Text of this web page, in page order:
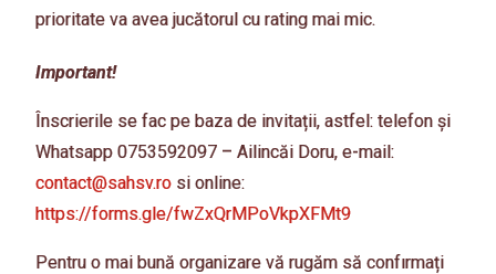
prioritate va avea jucătorul cu rating mai mic.
Important!
Înscrierile se fac pe baza de invitații, astfel: telefon și
Whatsapp 0753592097 – Ailincăi Doru, e-mail:
contact@sahsv.ro si online:
https://forms.gle/fwZxQrMPoVkpXFMt9
Pentru o mai bună organizare vă rugăm să confırmați